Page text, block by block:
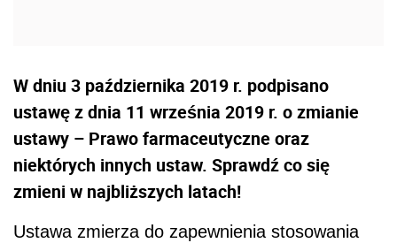
W dniu 3 października 2019 r. podpisano
ustawę z dnia 11 września 2019 r. o zmianie
ustawy – Prawo farmaceutyczne oraz
niektórych innych ustaw. Sprawdź co się
zmieni w najbliższych latach!
Ustawa zmierza do zapewnienia stosowania